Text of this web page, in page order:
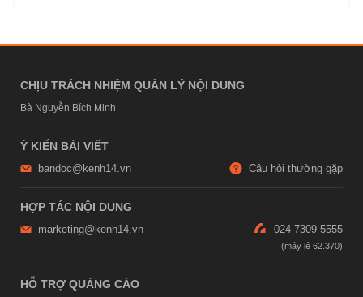
CHỊU TRÁCH NHIỆM QUẢN LÝ NỘI DUNG
Bà Nguyễn Bích Minh
Ý KIẾN BÀI VIẾT
bandoc@kenh14.vn Câu hỏi thường gặp
HỢP TÁC NỘI DUNG
marketing@kenh14.vn 024 7309 5555
HỖ TRỢ QUẢNG CÁO